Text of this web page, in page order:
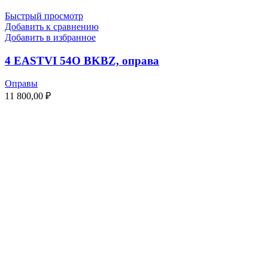
Быстрый просмотр
Добавить к сравнению
Добавить в избранное
4 EASTVI 54O BKBZ, оправа
Оправы
11 800,00 ₽